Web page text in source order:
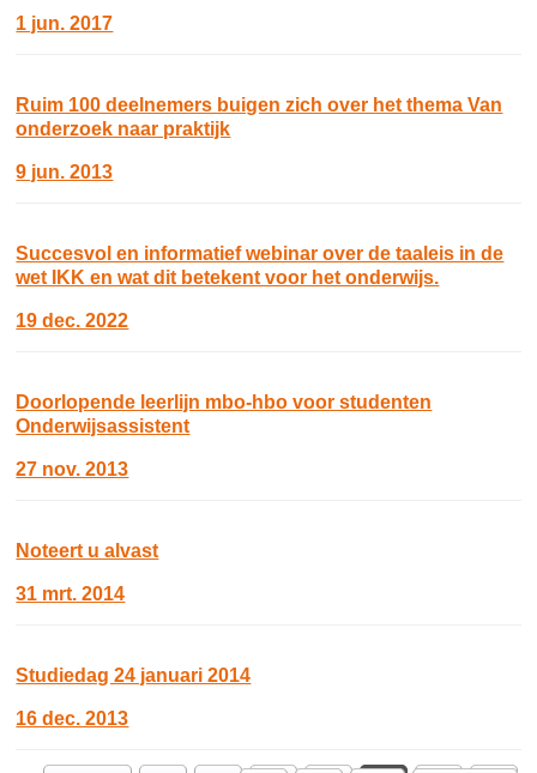
1 jun. 2017
Ruim 100 deelnemers buigen zich over het thema Van
onderzoek naar praktijk
9 jun. 2013
Succesvol en informatief webinar over de taaleis in de
wet IKK en wat dit betekent voor het onderwijs.
19 dec. 2022
Doorlopende leerlijn mbo-hbo voor studenten
Onderwijsassistent
27 nov. 2013
Noteert u alvast
31 mrt. 2014
Studiedag 24 januari 2014
16 dec. 2013